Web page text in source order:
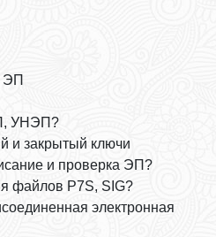
ЭП
УНЭП?
и закрытый ключи
и проверка ЭП?
файлов P7S, SIG?
электронная